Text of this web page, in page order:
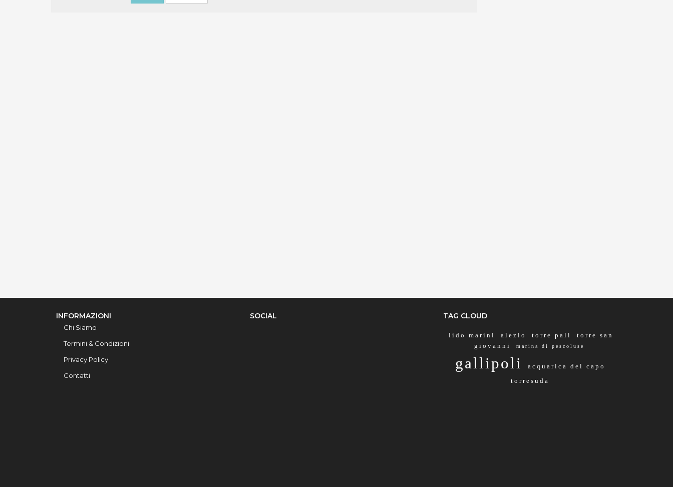
Info rapide
INFORMAZIONI
Chi Siamo
Termini & Condizioni
Privacy Policy
Contatti
SOCIAL TAG CLOUD
lido marini alezio torre pali
torre san
giovanni
marina di pescoluse
gallipoli
acquarica del capo
torresuda